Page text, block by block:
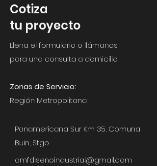
Cotiza
tu proyecto
Llena el formulario o llámanos
para una consulta a domicilio.
Zonas de Servicio:
Región Metropolitana
Panamericana Sur Km 35, Comuna
Buin, Stgo
amfdisenoindustrial@gmail.com